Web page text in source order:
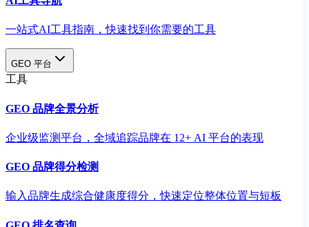
一站式AI工具指南，快速找到你需要的工具
GEO 平台
工具
GEO 品牌全景分析
企业级监测平台，全域追踪品牌在 12+ AI 平台的表现
GEO 品牌得分检测
输入品牌生成综合健康度得分，快速定位整体位置与短板